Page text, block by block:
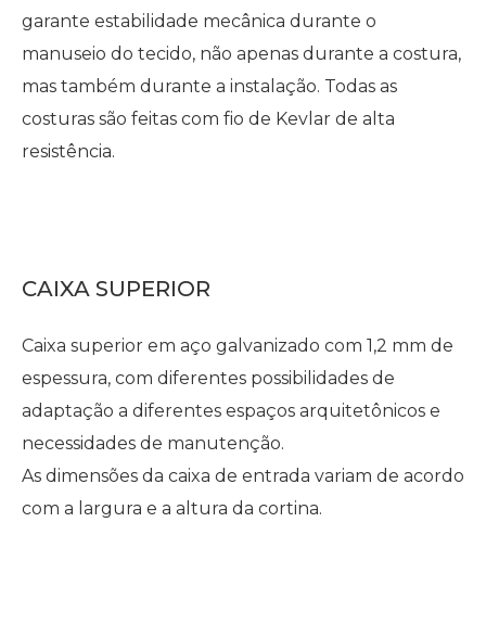
garante estabilidade mecânica durante o
manuseio do tecido, não apenas durante a costura,
mas também durante a instalação. Todas as
costuras são feitas com fio de Kevlar de alta
resistência.
CAIXA SUPERIOR
Caixa superior em aço galvanizado com 1,2 mm de
espessura, com diferentes possibilidades de
adaptação a diferentes espaços arquitetônicos e
necessidades de manutenção.
As dimensões da caixa de entrada variam de acordo
com a largura e a altura da cortina.